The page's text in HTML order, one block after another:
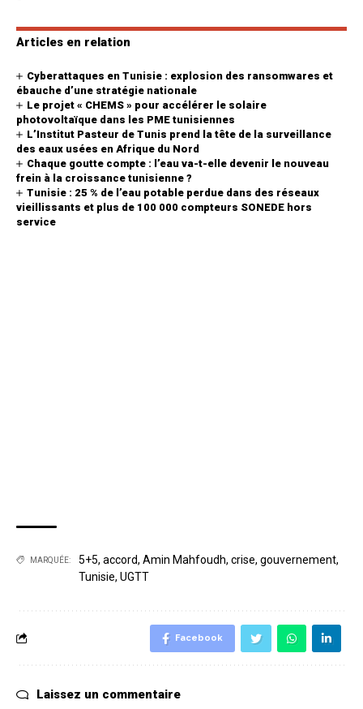
Articles en relation
Cyberattaques en Tunisie : explosion des ransomwares et
ébauche d’une stratégie nationale
Le projet « CHEMS » pour accélérer le solaire
photovoltaïque dans les PME tunisiennes
L’Institut Pasteur de Tunis prend la tête de la surveillance
des eaux usées en Afrique du Nord
Chaque goutte compte : l’eau va-t-elle devenir le nouveau
frein à la croissance tunisienne ?
Tunisie : 25 % de l’eau potable perdue dans des réseaux
vieillissants et plus de 100 000 compteurs SONEDE hors
service
MARQUÉE: 5+5, accord, Amin Mahfoudh, crise, gouvernement,
Tunisie, UGTT
Facebook
Laissez un commentaire